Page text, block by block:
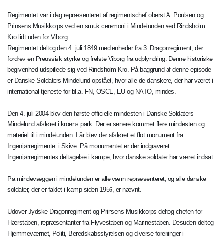
Regimentet var i dag repræsenteret af regimentschef oberst A. Poulsen og
Prinsens Musikkorps ved en smuk ceremoni i Mindelunden ved Rindsholm
Kro lidt uden for Viborg.
Regimentet deltog den 4. juli 1849 med enheder fra 3. Dragonregiment, der
fordrev en Preussisk styrke og frelste Viborg fra udplyndring. Denne historiske
begivenhed udspillede sig ved Rindsholm Kro. På baggrund af denne episode
er Danske Soldaters Mindelund opstået, hvor alle de danskere, der har været i
international tjeneste for bl.a. FN, OSCE, EU og NATO, mindes.
Den 4. juli 2004 blev den første officielle mindesten i Danske Soldaters
Mindelund afsløret i kroens park. Der er senere kommet flere mindesten og
materiel til i mindelunden. I år blev der afsløret et flot monument fra
Ingeniørregimentet i Skive. På monumentet er der indgraveret
Ingeniørregimentes deltagelse i kampe, hvor danske soldater har været indsat.
På mindevæggen i mindelunden er alle værn repræsenteret, og alle danske
soldater, der er faldet i kamp siden 1956, er nævnt.
Udover Jydske Dragonregiment og Prinsens Musikkorps deltog chefen for
Hærstaben, repræsentanter fra Flyvestaben og Marinestaben. Desuden deltog
Hjemmeværnet, Politi, Beredskabsstyrelsen og diverse foreninger i